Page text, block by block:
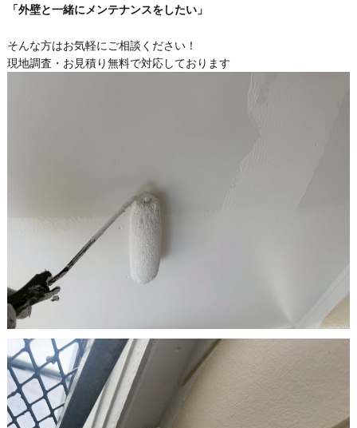
「外壁と一緒にメンテナンスをしたい」
そんな方はお気軽にご相談ください！
現地調査・お見積り無料で対応しております